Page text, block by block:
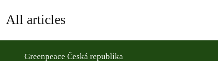
All articles
Greenpeace Česká republika